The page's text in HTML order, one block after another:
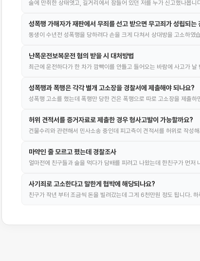
술에 만취한 상태엿고, 길거리에서 잠들어 있던 저를 누가 신고했나봅니
성폭행 가해자가 재판에서 무죄를 선고 받으면 무고죄가 성립되는
동생이 수년전 성폭행을 당하려다 손을 크게 다쳐서 상대방을 고소하였
난폭운전보복운전 혐의 받을 시 대처방법
최근에 운전하다가 한 차가 깜빡이를 안틀고 들어오는 바람에 사고가
성폭행과 폭행은 각각 별개 고소장을 경찰서에 제출해야 되나요?
성폭행 고소를 했는데 폭행만 당한 건은 폭행으로 따로 고소장을 제출하
허위 견적서를 증거자료로 제출한 경우 형사고발이 가능할까요?
건물수리와 관련해서 민사소송 중인데 피고측이 견적서를 허위로 작성
마약인 줄 모르고 폈는데 경찰조사
얼마전에 친구들과 술을 먹다가 담배를 피려고 나왔는데 한친구가 먼저
사기죄로 고소한다고 말한게 협박에 해당되나요?
친구가 작년 부터 조금씩 돈을 빌려갔는데 그게 6천만원 정도 됩니다.